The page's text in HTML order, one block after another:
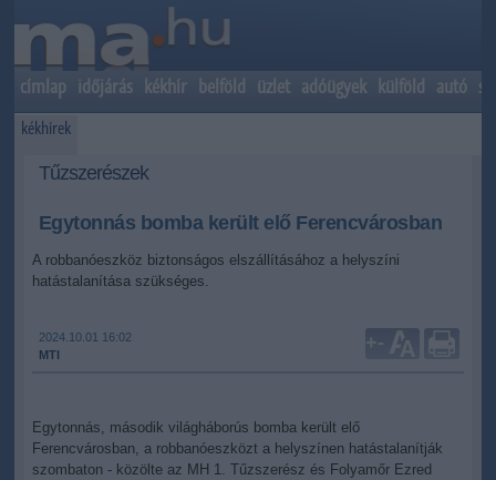
címlap időjárás kékhír belföld üzlet adóügyek külföld autó
kékhírek
Tűzszerészek
Egytonnás bomba került elő Ferencvárosban
A robbanóeszköz biztonságos elszállításához a helyszíni
hatástalanítása szükséges.
2024.10.01 16:02
MTI
+-
Egytonnás, második világháborús bomba került elő
Ferencvárosban, a robbanóeszközt a helyszínen hatástalanítják
szombaton - közölte az MH 1. Tűzszerész és Folyamőr Ezred